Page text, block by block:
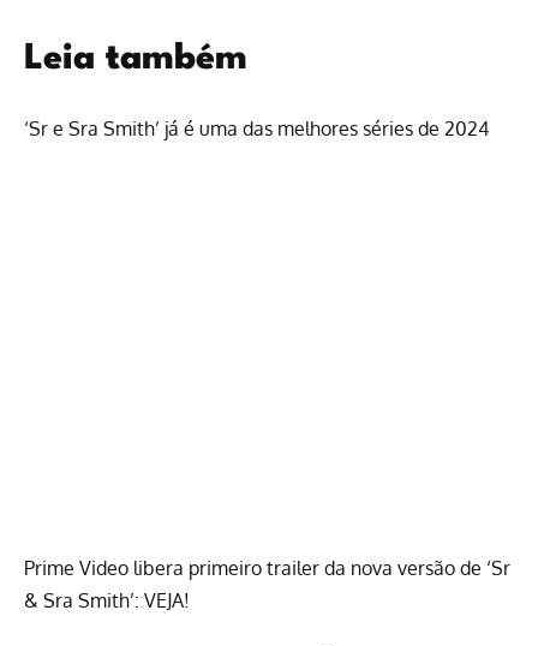
Leia também
‘Sr e Sra Smith’ já é uma das melhores séries de 2024
Prime Video libera primeiro trailer da nova versão de ‘Sr
& Sra Smith’: VEJA!